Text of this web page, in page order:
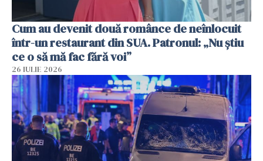
Cum au devenit două românce de neînlocuit
într-un restaurant din SUA. Patronul: „Nu știu
ce o să mă fac fără voi”
26 IULIE 2026